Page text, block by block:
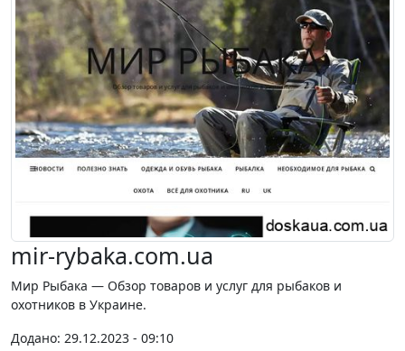
mir-rybaka.com.ua
Мир Рыбака — Обзор товаров и услуг для рыбаков и
охотников в Украине.
Додано: 29.12.2023 - 09:10